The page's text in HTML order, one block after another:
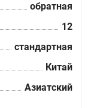
обратная
12
стандартная
Китай
Азиатский